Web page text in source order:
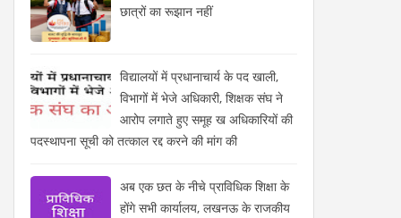
छात्रों का रूझान नहीं
विद्यालयों में प्रधानाचार्य के पद खाली,
विभागों में भेजे अधिकारी, शिक्षक संघ ने
आरोप लगाते हुए समूह ख अधिकारियों की
पदस्थापना सूची को तत्काल रद्द करने की मांग की
अब एक छत के नीचे प्राविधिक शिक्षा के
होंगे सभी कार्यालय, लखनऊ के राजकीय